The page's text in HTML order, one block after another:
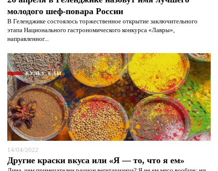
молодого шеф-повара России
В Геленджике состоялось торжественное открытие заключительного
этапа Национального гастрономического конкурса «Лавры»,
направленног...
КУЛЬТ ЕДЫ
14/04/2022
Другие краски вкуса или «Я — то, что я ем»